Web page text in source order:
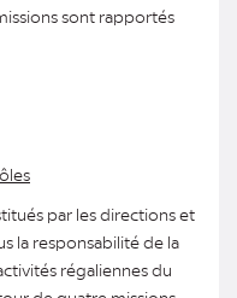
sont rapportés
par les directions et
la responsabilité de la
régaliennes du